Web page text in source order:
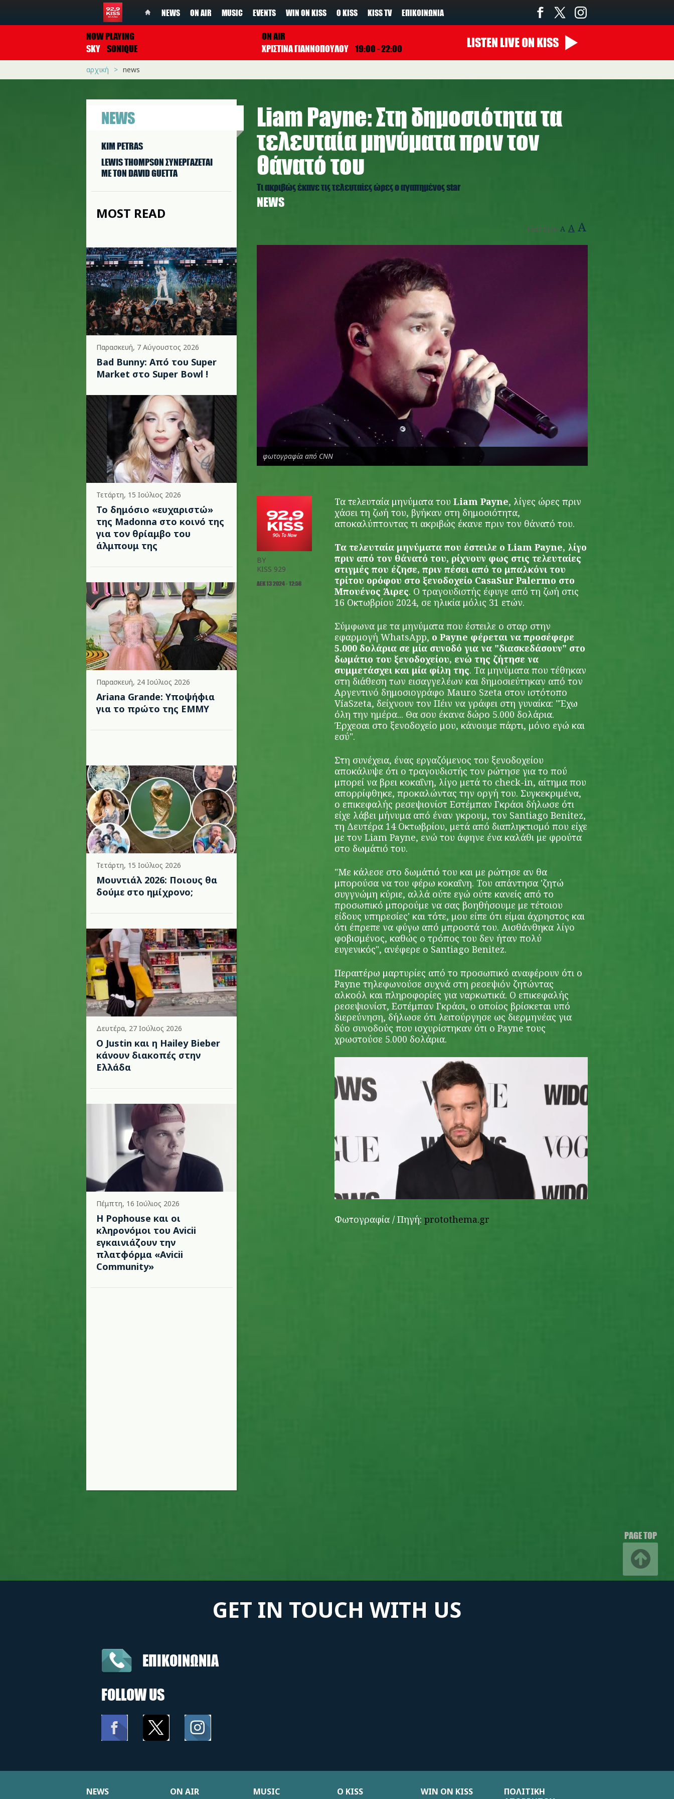
NEWS ON AIR MUSIC EVENTS WIN ON KISS Ο KISS KISS TV ΕΠΙΚΟΙΝΩΝΊΑ
NOW PLAYING
SKY SONIQUE
ON AIR
ΧΡΙΣΤΙΝΑ ΓΙΑΝΝΟΠΟΥΛΟΥ 19:00 - 22:00 LISTEN LIVEON KISS
αρχική news
NEWS
KIM PETRAS
LEWIS THOMPSON ΣΥΝΕΡΓAΖΕΤΑΙ
ΜΕ ΤΟΝ DAVID GUETTA
MOST READ
Παρασκευή, 7 Αύγουστος 2026
Bad Bunny: Από του Super
Market στο Super Bowl !
Τετάρτη, 15 Ιούλιος 2026
Το δημόσιο «ευχαριστώ»
της Madonna στο κοινό της
για τον θρίαμβο του
άλμπουμ της
Παρασκευή, 24 Ιούλιος 2026
Ariana Grande: Υποψήφια
για το πρώτο της EMMY
Τετάρτη, 15 Ιούλιος 2026
Μουντιάλ 2026: Ποιους θα
δούμε στο ημίχρονο;
Δευτέρα, 27 Ιούλιος 2026
Ο Justin και η Hailey Bieber
κάνουν διακοπές στην
Ελλάδα
Πέμπτη, 16 Ιούλιος 2026
Η Pophouse και οι
κληρονόμοι του Avicii
εγκαινιάζουν την
πλατφόρμα «Avicii
Community»
Liam Payne: Στη δημοσιότητα τα
τελευταία μηνύματα πριν τον
θάνατό του
Τι ακριβώς έκανε τις τελευταίες ώρες ο αγαπημένος star
NEWS
Text Size: A A A
lp.jpeg
φωτογραφία από CNN
BY
KISS 929
ΔΕΚ 13 2024 - 12:58
Τα τελευταία μηνύματα του Liam Payne, λίγες ώρες πριν
χάσει τη ζωή του, βγήκαν στη δημοσιότητα,
αποκαλύπτοντας τι ακριβώς έκανε πριν τον θάνατό του.
Τα τελευταία μηνύματα που έστειλε ο Liam Payne, λίγο
πριν από τον θάνατό του, ρίχνουν φως στις τελευταίες
στιγμές που έζησε, πριν πέσει από το μπαλκόνι του
τρίτου ορόφου στο ξενοδοχείο CasaSur Palermo στο
Μπουένος Άιρες. Ο τραγουδιστής έφυγε από τη ζωή στις
16 Οκτωβρίου 2024, σε ηλικία μόλις 31 ετών.
Σύμφωνα με τα μηνύματα που έστειλε ο σταρ στην
εφαρμογή WhatsApp, ο Payne φέρεται να προσέφερε
5.000 δολάρια σε μία συνοδό για να "διασκεδάσουν" στο
δωμάτιο του ξενοδοχείου, ενώ της ζήτησε να
συμμετάσχει και μία φίλη της. Τα μηνύματα που τέθηκαν
στη διάθεση των εισαγγελέων και δημοσιεύτηκαν από τον
Αργεντινό δημοσιογράφο Mauro Szeta στον ιστότοπο
VíaSzeta, δείχνουν τον Πέιν να γράφει στη γυναίκα: "Έχω
όλη την ημέρα... Θα σου έκανα δώρο 5.000 δολάρια.
Έρχεσαι στο ξενοδοχείο μου, κάνουμε πάρτι, μόνο εγώ και
εσύ".
Στη συνέχεια, ένας εργαζόμενος του ξενοδοχείου
αποκάλυψε ότι ο τραγουδιστής τον ρώτησε για το πού
μπορεί να βρει κοκαΐνη, λίγο μετά το check-in, αίτημα που
απορρίφθηκε, προκαλώντας την οργή του. Συγκεκριμένα,
ο επικεφαλής ρεσεψιονίστ Εστέμπαν Γκράσι δήλωσε ότι
είχε λάβει μήνυμα από έναν γκρουμ, τον Santiago Benitez,
τη Δευτέρα 14 Οκτωβρίου, μετά από διαπληκτισμό που είχε
με τον Liam Payne, ενώ του άφηνε ένα καλάθι με φρούτα
στο δωμάτιό του.
"Με κάλεσε στο δωμάτιό του και με ρώτησε αν θα
μπορούσα να του φέρω κοκαΐνη. Του απάντησα 'ζητώ
συγγνώμη κύριε, αλλά ούτε εγώ ούτε κανείς από το
προσωπικό μπορούμε να σας βοηθήσουμε με τέτοιου
είδους υπηρεσίες' και τότε, μου είπε ότι είμαι άχρηστος και
ότι έπρεπε να φύγω από μπροστά του. Αισθάνθηκα λίγο
φοβισμένος, καθώς ο τρόπος του δεν ήταν πολύ
ευγενικός", ανέφερε ο Santiago Benitez.
Περαιτέρω μαρτυρίες από το προσωπικό αναφέρουν ότι ο
Payne τηλεφωνούσε συχνά στη ρεσεψιόν ζητώντας
αλκοόλ και πληροφορίες για ναρκωτικά. Ο επικεφαλής
ρεσεψιονίστ, Εστέμπαν Γκράσι, ο οποίος βρίσκεται υπό
διερεύνηση, δήλωσε ότι λειτούργησε ως διερμηνέας για
δύο συνοδούς που ισχυρίστηκαν ότι ο Payne τους
χρωστούσε 5.000 δολάρια.
Φωτογραφία / Πηγή: protothema.gr
PAGE TOP
GET IN TOUCH WITH US
ΕΠΙΚΟΙΝΩΝΙΑ
FOLLOW US
NEWS ON AIR MUSIC Ο KISS WIN ON KISS
ΠΟΛΙΤΙΚΗ